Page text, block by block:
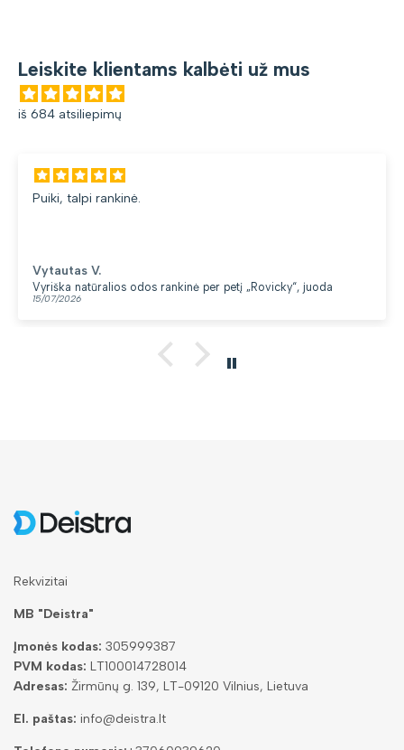
Leiskite klientams kalbėti už mus
iš 684 atsiliepimų
Puiki, talpi rankinė.
Vytautas V.
Vyriška natūralios odos rankinė per petį „Rovicky“, juoda
15/07/2026
Rekvizitai
MB "Deistra"
Įmonės kodas: 305999387
PVM kodas: LT100014728014
Adresas: Žirmūnų g. 139, LT-09120 Vilnius, Lietuva
El. paštas: info@deistra.lt